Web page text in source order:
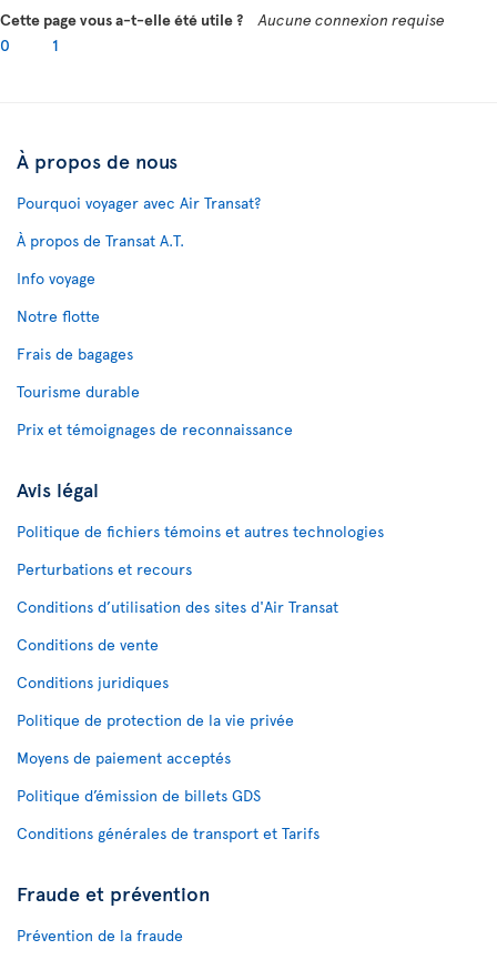
Cette page vous a-t-elle été utile ?
Aucune connexion requise
0
1
À propos de nous
Pourquoi voyager avec Air Transat?
À propos de Transat A.T.
Info voyage
Notre flotte
Frais de bagages
Tourisme durable
Prix et témoignages de reconnaissance
Avis légal
Politique de fichiers témoins et autres technologies
Perturbations et recours
Conditions d’utilisation des sites d'Air Transat
Conditions de vente
Conditions juridiques
Politique de protection de la vie privée
Moyens de paiement acceptés
Politique d’émission de billets GDS
Conditions générales de transport et Tarifs
Fraude et prévention
Prévention de la fraude